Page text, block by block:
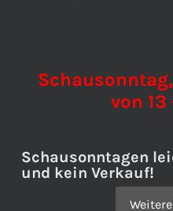
von 13
Schausonntagen
und kein Verkauf!